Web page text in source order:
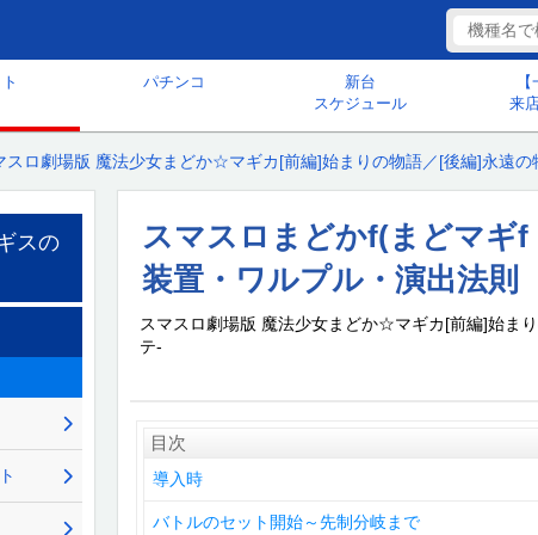
パチンコ
新台
スケジュール
来
スロ劇場版 魔法少女まどか☆マギカ[前編]始まりの物語／[後編]永遠の
スマスロまどかf(まどマギf
装置・ワルプル・演出法則
スマスロ劇場版 魔法少女まどか☆マギカ[前編]始ま
テ-
目次
導入時
バトルのセット開始～先制分岐まで
スの